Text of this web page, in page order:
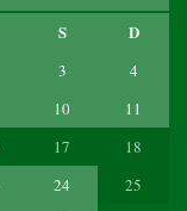
S D
3
4
10
11
17
18
24
25